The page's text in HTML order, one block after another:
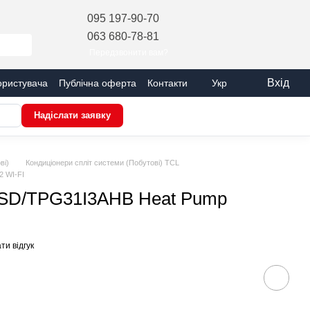
095 197-90-70
063 680-78-81
Публічна оферта Контакти Укр Вхід
Надіслати заявку
Кондиціонери спліт системи (Побутові) TCL
WI-FI
TPG31I3AHB Heat Pump
відгук